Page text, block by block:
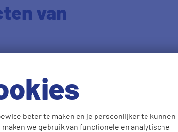
beter te maken en je persoonlijker te kunnen
maken we gebruik van functionele en analytische
van
aan met
maar als je wil
moet betalen.
met een onbepaalde